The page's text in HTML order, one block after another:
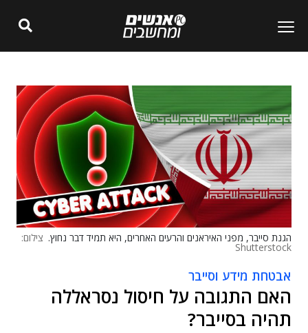
הגנת סייבר, מפני האיראנים והרעים האחרים, היא תמיד דבר נחוץ. צילום:
Shutterstock
אבטחת מידע וסייבר
האם התגובה על חיסול נסראללה
תהיה בסייבר?